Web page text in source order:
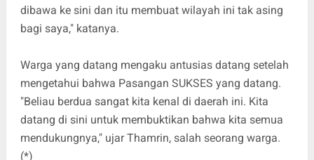
dibawa ke sini dan itu membuat wilayah ini tak asing
bagi saya," katanya.
Warga yang datang mengaku antusias datang setelah
mengetahui bahwa Pasangan SUKSES yang datang.
"Beliau berdua sangat kita kenal di daerah ini. Kita
datang di sini untuk membuktikan bahwa kita semua
mendukungnya," ujar Thamrin, salah seorang warga.
(*)